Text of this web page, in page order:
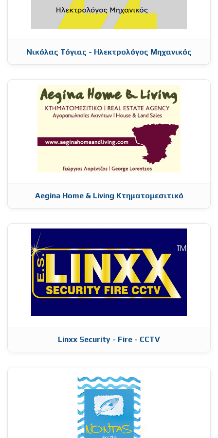
Νικόλας Τόγιας - Ηλεκτρολόγος Μηχανικός
Aegina Home & Living Κτηματομεσιτικό
Linxx Security - Fire - CCTV